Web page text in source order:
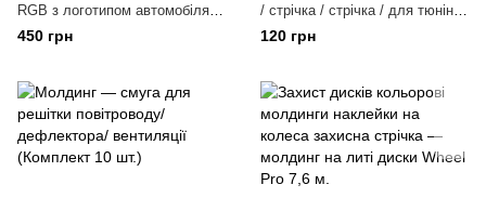
RGB з логотипом автомобіля
Volkswagen комплект 2 штуки
450 грн
/ стрічка / стрічка / для тюнінгу
/ стайлінгу салону 5 метрів
120 грн